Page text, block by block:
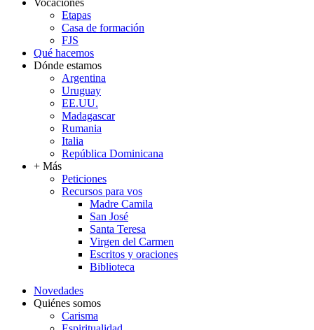
Vocaciones
Etapas
Casa de formación
FJS
Qué hacemos
Dónde estamos
Argentina
Uruguay
EE.UU.
Madagascar
Rumania
Italia
República Dominicana
+ Más
Peticiones
Recursos para vos
Madre Camila
San José
Santa Teresa
Virgen del Carmen
Escritos y oraciones
Biblioteca
Novedades
Quiénes somos
Carisma